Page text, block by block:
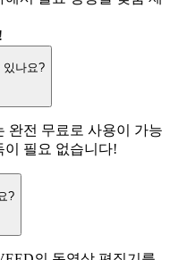
있나요?
완전 무료로 사용이 가능
이 필요 없습니다!
?